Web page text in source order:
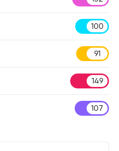
100
91
149
107